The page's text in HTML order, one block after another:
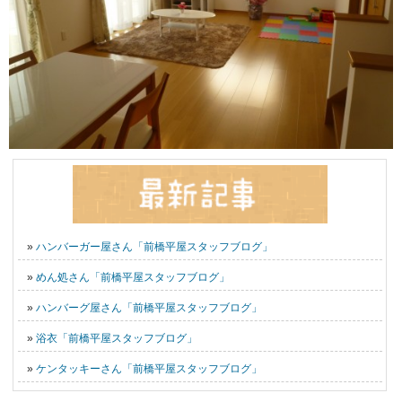
» ハンバーガー屋さん「前橋平屋スタッフブログ」
» めん処さん「前橋平屋スタッフブログ」
» ハンバーグ屋さん「前橋平屋スタッフブログ」
» 浴衣「前橋平屋スタッフブログ」
» ケンタッキーさん「前橋平屋スタッフブログ」